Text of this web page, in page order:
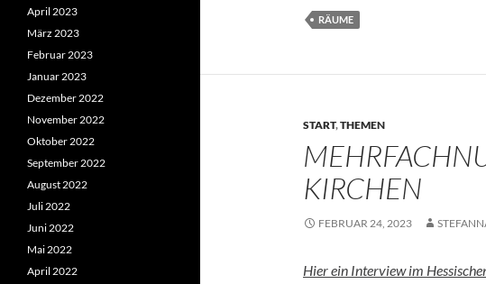
RÄUME
START,THEMEN
KIRCHEN
FEBRUAR 24, 2023
Hier ein Interview im
April 2023
März 2023
Februar 2023
Januar 2023
Dezember 2022
November 2022
Oktober 2022
September 2022
August 2022
Juli 2022
Juni 2022
Mai 2022
April 2022